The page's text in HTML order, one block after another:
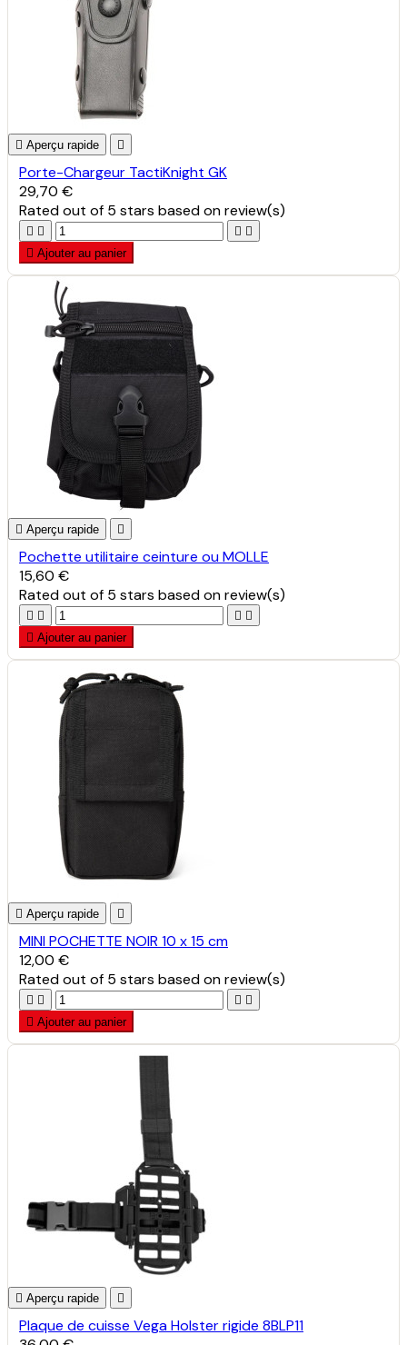
 Aperçu rapide 
Porte-Chargeur TactiKnight GK
29,70 €
Ratedout of 5 stars based onreview(s)
   
 Ajouter au panier
 Aperçu rapide 
Pochette utilitaire ceinture ou MOLLE
15,60 €
Ratedout of 5 stars based onreview(s)
   
 Ajouter au panier
 Aperçu rapide 
MINI POCHETTE NOIR 10 x 15 cm
12,00 €
Ratedout of 5 stars based onreview(s)
   
 Ajouter au panier
 Aperçu rapide 
Plaque de cuisse Vega Holster rigide 8BLP11